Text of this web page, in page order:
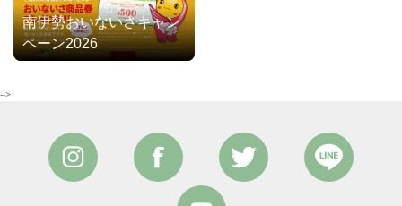
南伊勢おいないさキャン
ペーン2026
-->